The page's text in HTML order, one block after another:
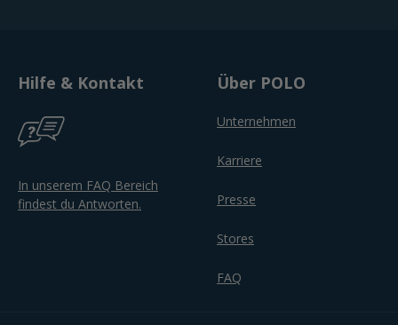
Hilfe & Kontakt
In unserem FAQ Bereich
findest du Antworten.
Über POLO
Unternehmen
Karriere
Presse
Stores
FAQ